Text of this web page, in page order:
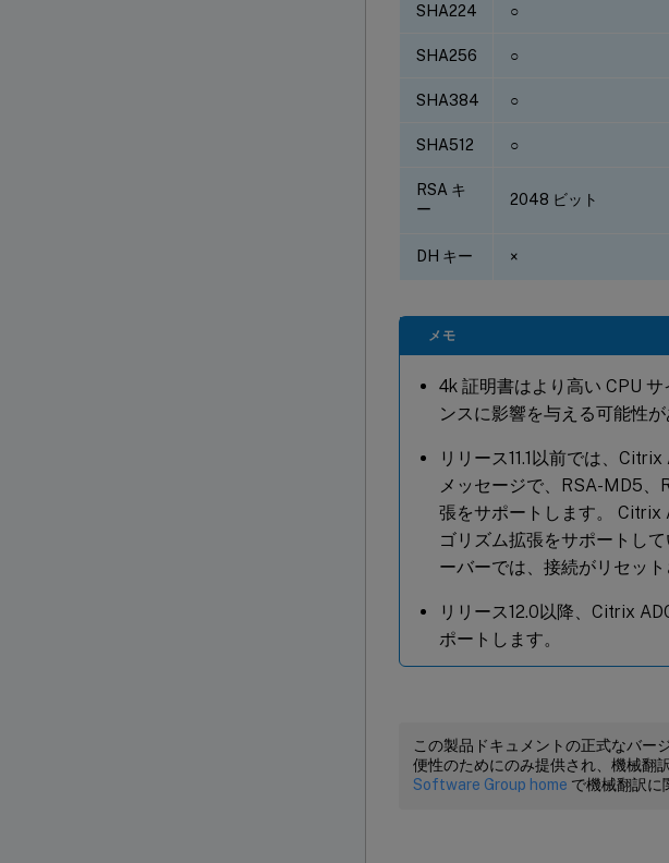
SHA224 ○
SHA256 ○
SHA384 ○
SHA512 ○
RSA キ
ー
2048 ビット
DH キー ×
メモ
4k 証明書はより高い CPU
ンスに影響を与える可能性が
リリース11.1以前では、
メッセージで、RSA-MD5
張をサポートします。 Citrix
ゴリズム拡張をサポートし
ーバーでは、接続がリセット
リリース12.0以降、Citrix
ポートします。
この製品ドキュメントの正式なバー
便性のためにのみ提供され、機械翻
Software Group home で機械翻訳に